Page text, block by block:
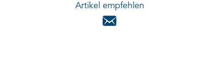
Artikel empfehlen